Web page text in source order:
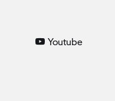
Youtube